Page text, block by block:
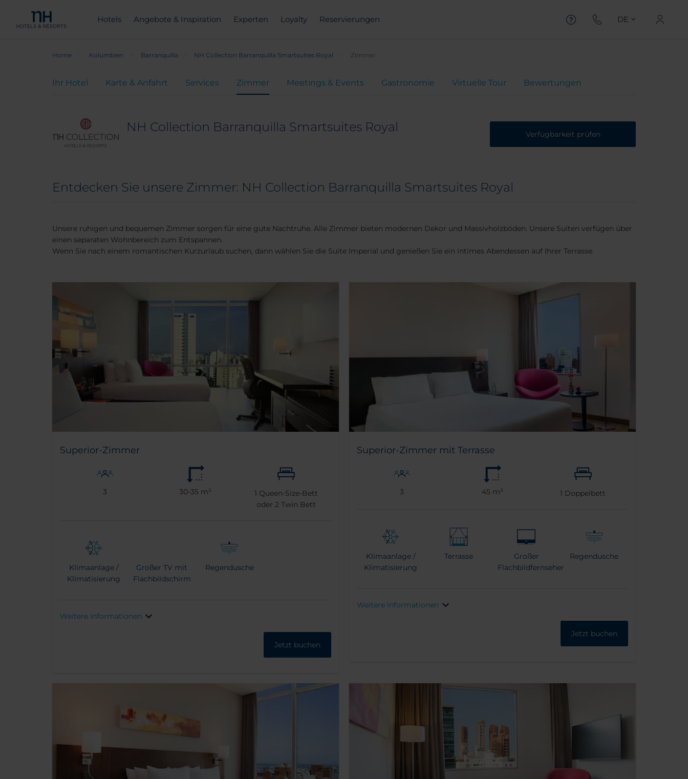
Hotels Angebote & Inspiration Experten Loyalty Reservierungen DE
Home Kolumbien Barranquilla NH Collection Barranquilla Smartsuites Royal Zimmer
Ihr Hotel Karte & Anfahrt Services Zimmer Meetings & Events Gastronomie Virtuelle Tour Bewertungen
NH Collection Barranquilla Smartsuites Royal Verfügbarkeit prüfen
Entdecken Sie unsere Zimmer: NH Collection Barranquilla Smartsuites Royal
Unsere ruhigen und bequemen Zimmer sorgen für eine gute Nachtruhe. Alle Zimmer bieten modernen Dekor und Massivholzböden. Unsere Suiten verfügen über
einen separaten Wohnbereich zum Entspannen.
Wenn Sie nach einem romantischen Kurzurlaub suchen, dann wählen Sie die Suite Imperial und genießen Sie ein intimes Abendessen auf Ihrer Terrasse.
Superior-Zimmer
3 30-35 m² 1 Queen-Size-Bett
oder 2 Twin Bett
Klimaanlage /
Klimatisierung
Großer TV mit
Flachbildschirm
Regendusche
Weitere Informationen
Jetzt buchen
Superior-Zimmer mit Terrasse
3 45 m² 1 Doppelbett
Klimaanlage /
Klimatisierung
Terrasse
Großer
Flachbildfernseher
Regendusche
Weitere Informationen
Jetzt buchen